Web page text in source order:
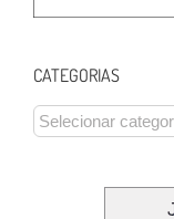
CATEGORIAS
CATEGORIAS